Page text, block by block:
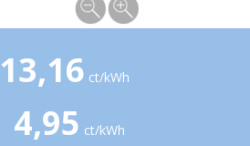
13,16 ct/kWh
4,95 ct/kWh